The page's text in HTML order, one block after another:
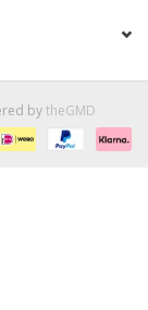
bytheGMD